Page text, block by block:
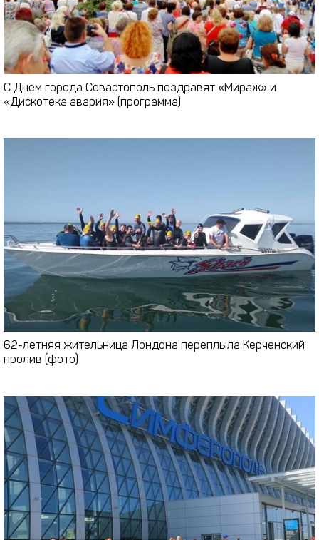
С Днем города Севастополь поздравят «Мираж» и
«Дискотека авария» (программа)
62-летняя жительница Лондона переплыла Керченский
пролив (фото)